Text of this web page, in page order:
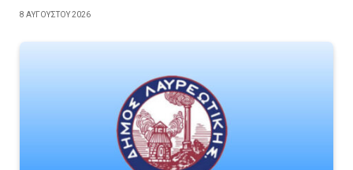
8 ΑΥΓΟΎΣΤΟΥ 2026